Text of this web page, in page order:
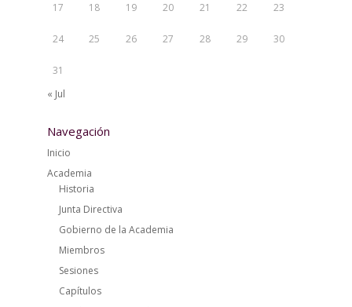
17 18 19 20 21 22 23
24 25 26 27 28 29 30
31
« Jul
Navegación
Inicio
Academia
Historia
Junta Directiva
Gobierno de la Academia
Miembros
Sesiones
Capítulos